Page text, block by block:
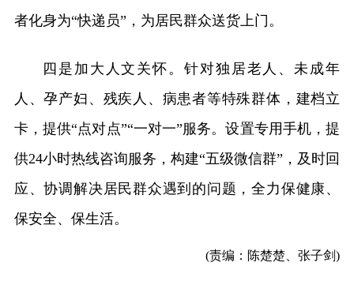
者化身为“快递员”，为居民群众送货上门。
四是加大人文关怀。针对独居老人、未成年
人、孕产妇、残疾人、病患者等特殊群体，建档立
卡，提供“点对点”“一对一”服务。设置专用手机，提
供24小时热线咨询服务，构建“五级微信群”，及时回
应、协调解决居民群众遇到的问题，全力保健康、
保安全、保生活。
(责编：陈楚楚、张子剑)